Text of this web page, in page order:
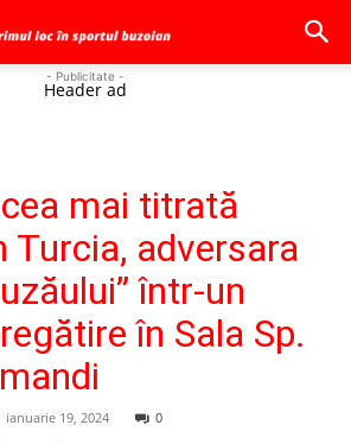
- Publicitate -
Header ad
mai titrată
Turcia, adversara
într-un
în Sala Sp.
ianuarie 19, 2024 0